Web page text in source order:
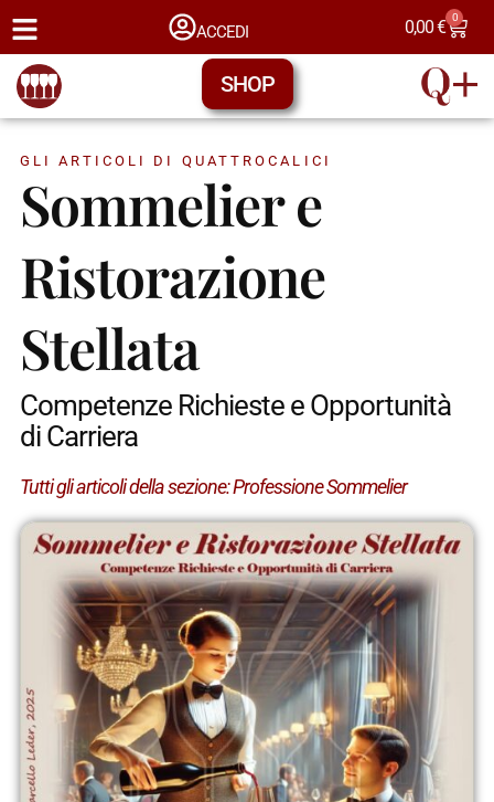
ACCEDI 0,00€ 0
SHOP
GLI ARTICOLI DI QUATTROCALICI
Sommelier e
Ristorazione
Stellata
Competenze Richieste e Opportunità
di Carriera
Tutti gli articoli della sezione:Professione Sommelier